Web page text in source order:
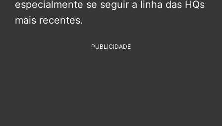
especialmente se seguir a linha das HQs
mais recentes.
PUBLICIDADE